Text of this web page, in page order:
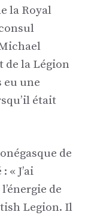
la Royal
de la Légion
une
était
de
« J’ai
de
Legion. Il